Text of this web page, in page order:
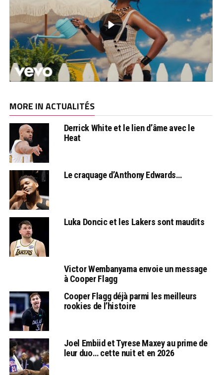
MORE IN ACTUALITÉS
Derrick White et le lien d’âme avec le
Heat
Le craquage d’Anthony Edwards…
Luka Doncic et les Lakers sont maudits
Victor Wembanyama envoie un message
à Cooper Flagg
Cooper Flagg déjà parmi les meilleurs
rookies de l’histoire
Joel Embiid et Tyrese Maxey au prime de
leur duo… cette nuit et en 2026